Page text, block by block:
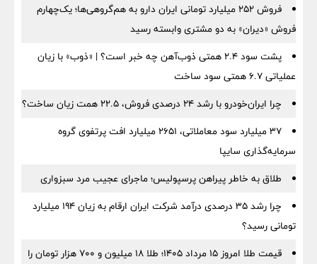
فروش ۲۵۲ میلیارد تومانی ایران دارو به هم‌گروهی‌ها؛ یک‌چهارم
فروش «دیران» به دو مشتری وابسته رسید
پشت سود ۲.۴ همتی ذوب‌آهن چه خبر است؟ | «ذوب» با زیان
عملیاتی ۶.۷ همتی سود ساخت
چرا ایران‌خودرو با رشد ۲۴ درصدی فروش، ۲۲.۵ همت زیان ساخت؟
۳۷ میلیارد سود معاملاتی، ۲۶۵۱ میلیارد افت پرتفوی گروه
سرمایه‌گذاری سایپا
طلاق به خاطر پیراهن پرسپولیس؛ ماجرای عجیب مرد سبزواری
چرا رشد ۳۵ درصدی درآمد شرکت ایران ارقام به زیان ۱۹۴ میلیارد
تومانی رسید؟
قیمت طلا امروز ۱۵ مرداد ۱۴۰۵؛ طلا ۱۸ میلیون و ۷۰۰ هزار تومان را